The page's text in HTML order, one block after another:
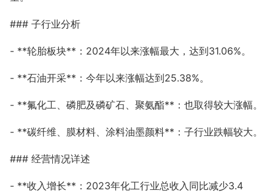
### 子行业分析
- **轮胎板块**：2024年以来涨幅最大，达到31.06%。
- **石油开采**：今年以来涨幅达到25.38%。
- **氟化工、磷肥及磷矿石、聚氨酯**：也取得较大涨幅。
- **碳纤维、膜材料、涂料油墨颜料**：子行业跌幅较大。
### 经营情况详述
- **收入增长**：2023年化工行业总收入同比减少3.4